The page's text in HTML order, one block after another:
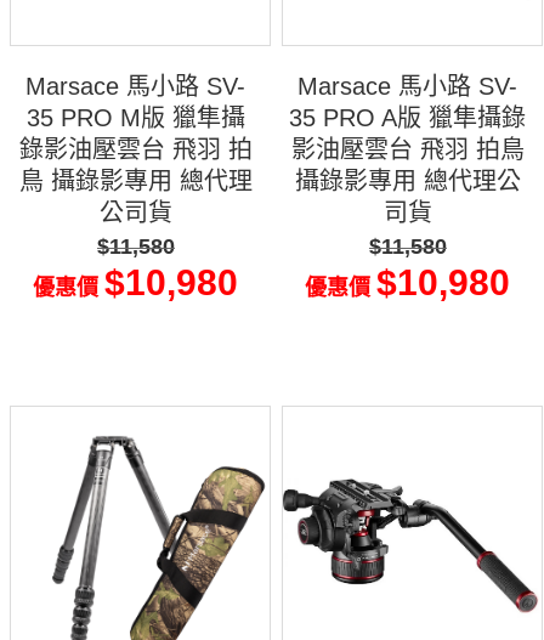
Marsace 馬小路 SV-
35 PRO M版 獵隼攝
錄影油壓雲台 飛羽 拍
鳥 攝錄影專用 總代理
公司貨
$11,580
優惠價$10,980
Marsace 馬小路 SV-
35 PRO A版 獵隼攝錄
影油壓雲台 飛羽 拍鳥
攝錄影專用 總代理公
司貨
$11,580
優惠價$10,980